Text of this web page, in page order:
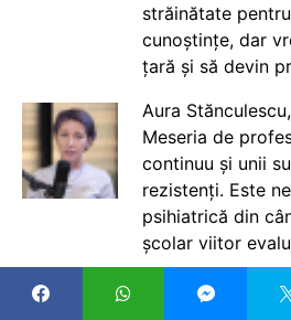
străinătate
cunoștințe, dar
țară și să devin
Aura
Meseria de
continuu și unii
rezistenți. Este
psihiatrică din
școlar viitor